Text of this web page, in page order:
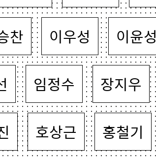
찬 이우성 이윤성
임정수 장지우
호상근 홍철기